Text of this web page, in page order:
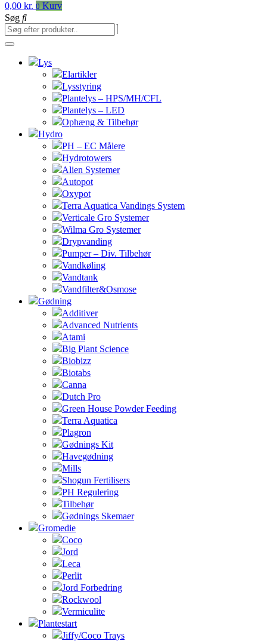
0,00 kr. 0 Kurv
Søg
Lys
Elartikler
Lysstyring
Plantelys – HPS/MH/CFL
Plantelys – LED
Ophæng & Tilbehør
Hydro
PH – EC Målere
Hydrotowers
Alien Systemer
Autopot
Oxypot
Terra Aquatica Vandings System
Verticale Gro Systemer
Wilma Gro Systemer
Drypvanding
Pumper – Div. Tilbehør
Vandkøling
Vandtank
Vandfilter&Osmose
Gødning
Additiver
Advanced Nutrients
Atami
Big Plant Science
Biobizz
Biotabs
Canna
Dutch Pro
Green House Powder Feeding
Terra Aquatica
Plagron
Gødnings Kit
Havegødning
Mills
Shogun Fertilisers
PH Regulering
Tilbehør
Gødnings Skemaer
Gromedie
Coco
Jord
Leca
Perlit
Jord Forbedring
Rockwool
Vermiculite
Plantestart
Jiffy/Coco Trays